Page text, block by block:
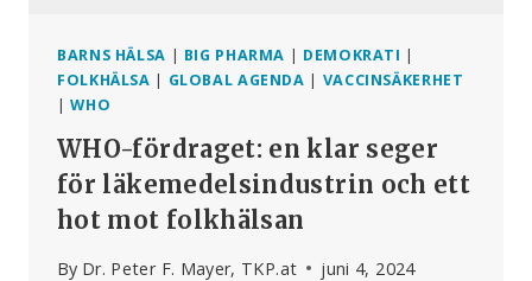
BARNS HÄLSA | BIG PHARMA | DEMOKRATI |
FOLKHÄLSA | GLOBAL AGENDA | VACCINSÄKERHET
|WHO
WHO-fördraget: en klar seger
för läkemedelsindustrin och ett
hot mot folkhälsan
By Dr. Peter F. Mayer, TKP.at juni 4, 2024